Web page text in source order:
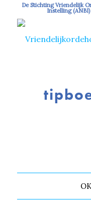
De Stichting Vriendelijk
Instelling